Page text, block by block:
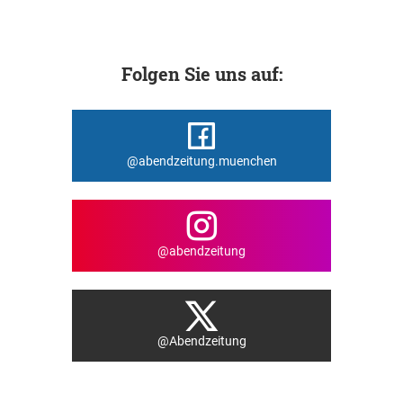
Folgen Sie uns auf:
@abendzeitung.muenchen
@abendzeitung
@Abendzeitung